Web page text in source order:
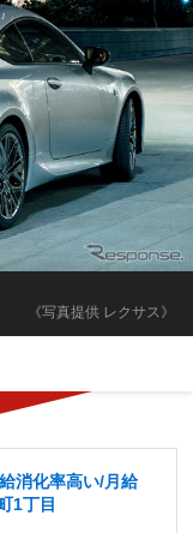
《写真提供 レクサス》
消化率高い/月給
1丁目